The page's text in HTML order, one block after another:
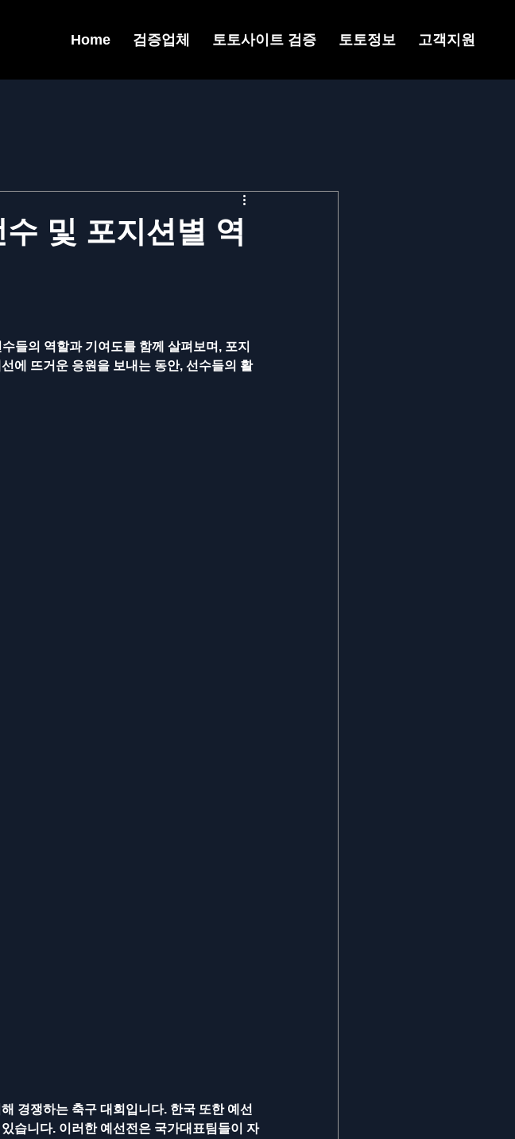
Home 검증업체 토토사이트 검증 토토정보 고객지원
및 포지션별 역
들의 역할과 기여도를 함께 살펴보며, 포지
에 뜨거운 응원을 보내는 동안, 선수들의 활
경쟁하는 축구 대회입니다. 한국 또한 예선
습니다. 이러한 예선전은 국가대표팀들이 자